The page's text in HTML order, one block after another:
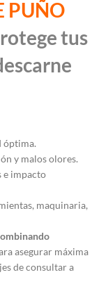
PUÑO
tus
óptima.
y malos olores.
e impacto
maquinaria,
asegurar máxima
de consultar a